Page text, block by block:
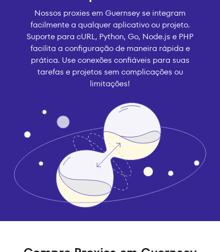
Nossos proxies em Guernsey se integram
facilmente a qualquer aplicativo ou projeto.
Suporte para cURL, Python, Go, Node.js e PHP
facilita a configuração de maneira rápida e
prática. Use conexões confiáveis para suas
tarefas e projetos sem complicações ou
limitações!